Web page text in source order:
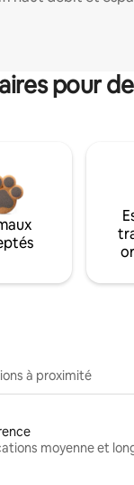
pour
à proximité